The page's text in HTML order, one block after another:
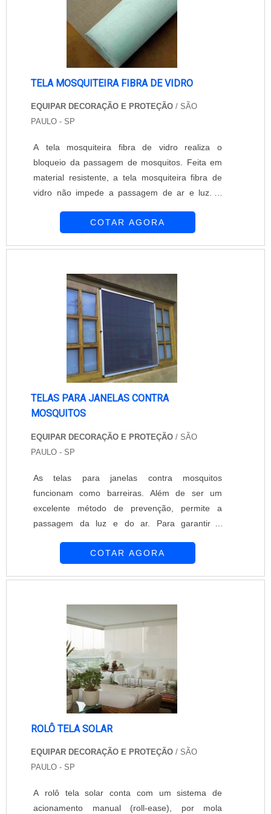
TELA MOSQUITEIRA FIBRA DE VIDRO
EQUIPAR DECORAÇÃO E PROTEÇÃO / SÃO
PAULO - SP
A tela mosquiteira fibra de vidro realiza o
bloqueio da passagem de mosquitos. Feita em
material resistente, a tela mosquiteira fibra de
vidro não impede a passagem de ar e luz. A
posição de destaque em seu segmento. É
mosquiteira fibra de vidro é extremamente fácil.
Basta entr....
COTAR AGORA
TELAS PARA JANELAS CONTRA
MOSQUITOS
EQUIPAR DECORAÇÃO E PROTEÇÃO / SÃO
PAULO - SP
As telas para janelas contra mosquitos
funcionam como barreiras. Além de ser um
excelente método de prevenção, permite a
passagem da luz e do ar. Para garantir a
instalação das telas em todas as aberturas do
no mercado desde 1997 e oferece opções
modernas e eficientes par....
COTAR AGORA
ROLÔ TELA SOLAR
EQUIPAR DECORAÇÃO E PROTEÇÃO / SÃO
PAULO - SP
A rolô tela solar conta com um sistema de
acionamento manual (roll-ease), por mola